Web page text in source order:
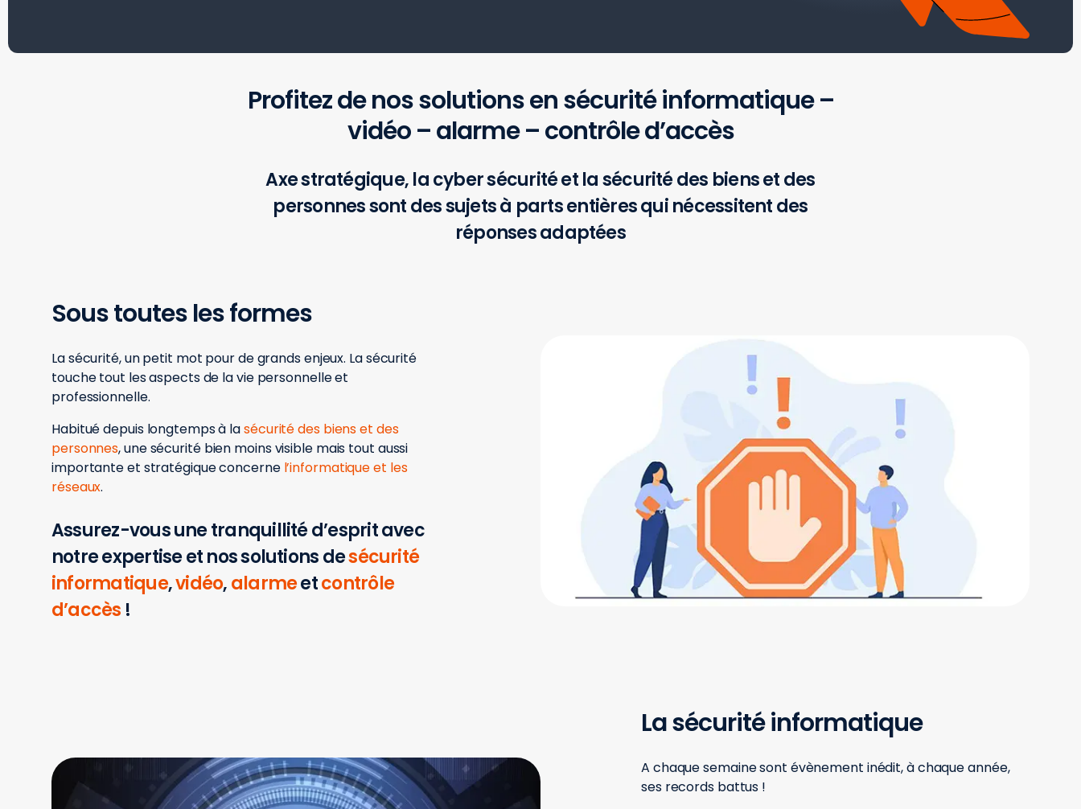
Profitez de nos solutions en sécurité informatique –
vidéo – alarme – contrôle d’accès
Axe stratégique, la cyber sécurité et la sécurité des biens et des
personnes sont des sujets à parts entières qui nécessitent des
réponses adaptées
Sous toutes les formes
La sécurité, un petit mot pour de grands enjeux. La sécurité
touche tout les aspects de la vie personnelle et
professionnelle.
Habitué depuis longtemps à lasécurité des biens et des
personnes, une sécurité bien moins visible mais tout aussi
importante et stratégique concerne l’informatique et les
réseaux.
Assurez-vous une tranquillité d’esprit avec
notre expertise et nos solutions desécurité
informatique,vidéo,alarmeetcontrôle
d’accès !
La sécurité informatique
A chaque semaine sont évènement inédit, à chaque année,
ses records battus !